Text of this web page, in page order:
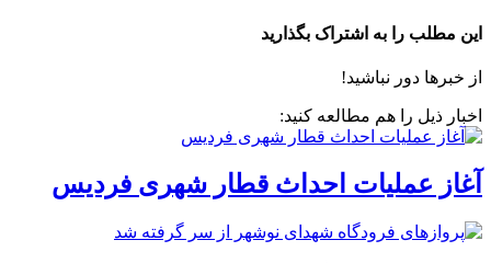
این مطلب را به اشتراک بگذارید
از خبرها دور نباشید!
اخبار ذیل را هم مطالعه کنید:
آغاز عملیات احداث قطار شهری فردیس